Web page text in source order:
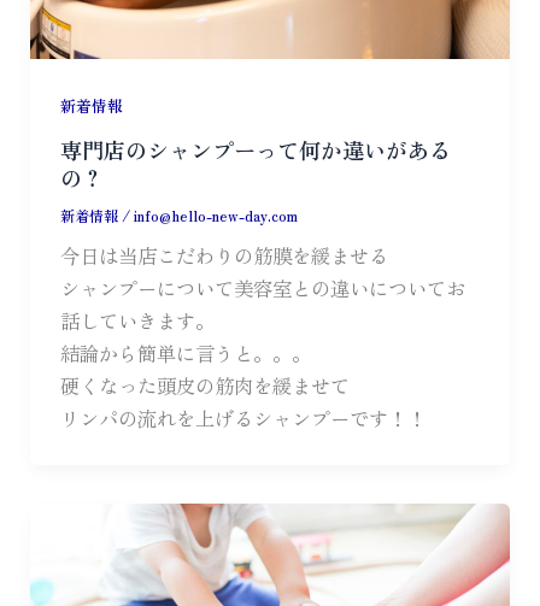
新着情報
専門店のシャンプーって何か違いがある
の？
新着情報/info@hello-new-day.com
今日は当店こだわりの筋膜を緩ませる
シャンプーについて美容室との違いについてお
話していきます。
結論から簡単に言うと。。。
硬くなった頭皮の筋肉を緩ませて
リンパの流れを上げるシャンプーです！！